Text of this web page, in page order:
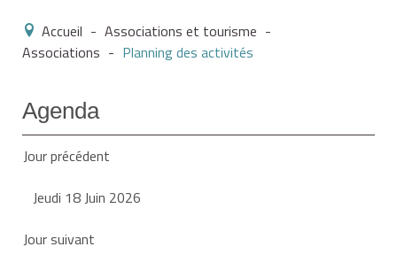
Accueil - Associations et tourisme -
Associations - Planning des activités
Agenda
Jour précédent
Jeudi 18 Juin 2026
Jour suivant